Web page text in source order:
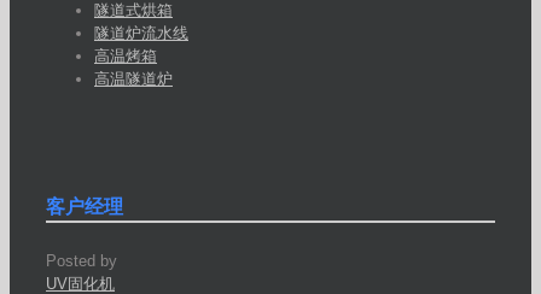
隧道式烘箱
隧道炉流水线
高温烤箱
高温隧道炉
客户经理
Posted by
UV固化机